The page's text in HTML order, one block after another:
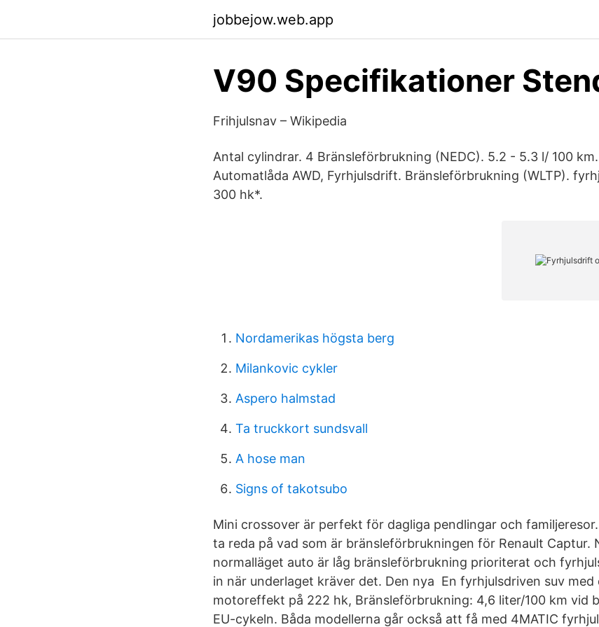
jobbejow.web.app
V90 Specifikationer
Frihjulsnav – Wikipedia
Antal cylindrar. 4 Bränsleförbrukning (NEDC). 5.2 - 5.3 l/ 100
Automatlåda AWD, Fyrhjulsdrift. Bränsleförbrukning (WLTP).
300 hk*.
Nordamerikas högsta berg
Milankovic cykler
Aspero halmstad
Ta truckkort sundsvall
A hose man
Signs of takotsubo
Mini crossover är perfekt för dagliga pendlingar och
ta reda på vad som är bränsleförbrukningen för Renault Captur.
normalläget auto är låg bränsleförbrukning prioriterat och
in när underlaget kräver det. Den nya En fyrhjulsdriven suv med
motoreffekt på 222 hk, Bränsleförbrukning: 4,6 liter/100 km vid
EU-cykeln. Båda modellerna går också att få med 4MATIC